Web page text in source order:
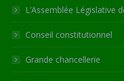
in
new
window
in
new
window
in
new
window
in
new
window
opens
in
new
L’Assemblée Législative
Conseil constitutionnel
Grande chancellerie